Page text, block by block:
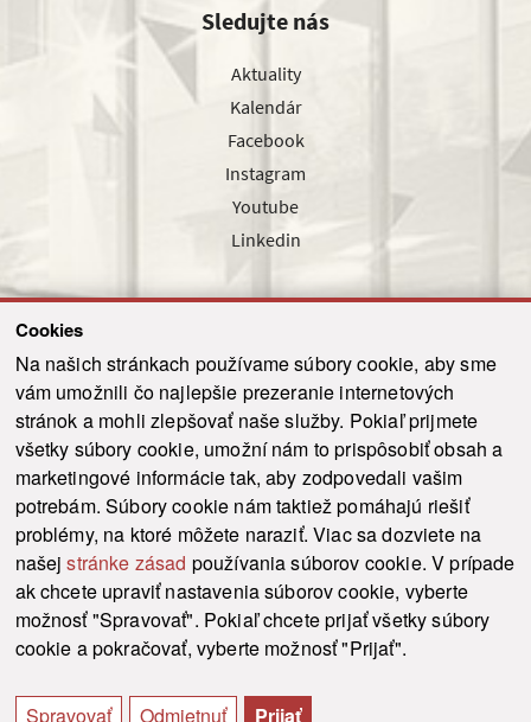
Cookies
Na našich stránkach používame súbory cookie, aby sme
vám umožnili čo najlepšie prezeranie internetových
stránok a mohli zlepšovať naše služby. Pokiaľ prijmete
všetky súbory cookie, umožní nám to prispôsobiť obsah a
marketingové informácie tak, aby zodpovedali vašim
potrebám. Súbory cookie nám taktiež pomáhajú riešiť
problémy, na ktoré môžete naraziť. Viac sa dozviete na
našejstránke zásad používania súborov cookie. V prípade
ak chcete upraviť nastavenia súborov cookie, vyberte
možnosť "Spravovať". Pokiaľ chcete prijať všetky súbory
cookie a pokračovať, vyberte možnosť "Prijať".
Spravovať Odmietnuť Prijať
Sledujte nás
Aktuality
Kalendár
Facebook
Instagram
Youtube
Linkedin
Odoslať
© 2021-2026 ku.sk. Všetky práva vyhradené. Ochrana osobných údajov
Vyhlásenie o prístupnosti |
Admin
This site is protected by reCAPTCHA and the Google Privacy Policy and Terms of
Service
apply.